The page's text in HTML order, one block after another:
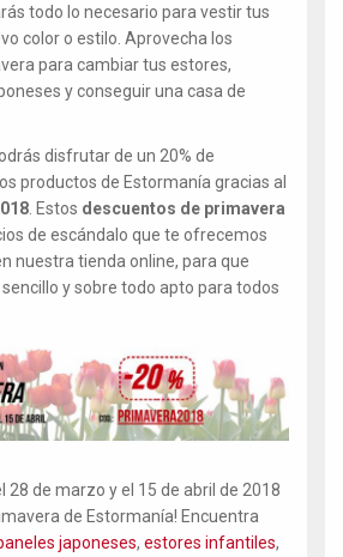
todo lo necesario para vestir tus
color o estilo. Aprovecha los
para cambiar tus estores,
y conseguir una casa de
disfrutar de un 20% de
productos de Estormanía gracias al
. Estos descuentos de primavera
de escándalo que te ofrecemos
nuestra tienda online, para que
y sobre todo apto para todos
28 de marzo y el 15 de abril de 2018
de Estormanía! Encuentra
japoneses, estores infantiles,